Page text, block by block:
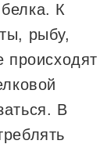
К
рыбу,
В